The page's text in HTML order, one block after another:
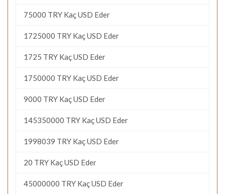
75000 TRY Kaç USD Eder
1725000 TRY Kaç USD Eder
1725 TRY Kaç USD Eder
1750000 TRY Kaç USD Eder
9000 TRY Kaç USD Eder
145350000 TRY Kaç USD Eder
1998039 TRY Kaç USD Eder
20 TRY Kaç USD Eder
45000000 TRY Kaç USD Eder